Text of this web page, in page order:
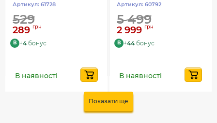
Артикул: 61728
529
289 грн
B +4 бонус
В наявності
Артикул: 60792
5 499
2 999 грн
B +44 бонус
В наявності
Показати ще